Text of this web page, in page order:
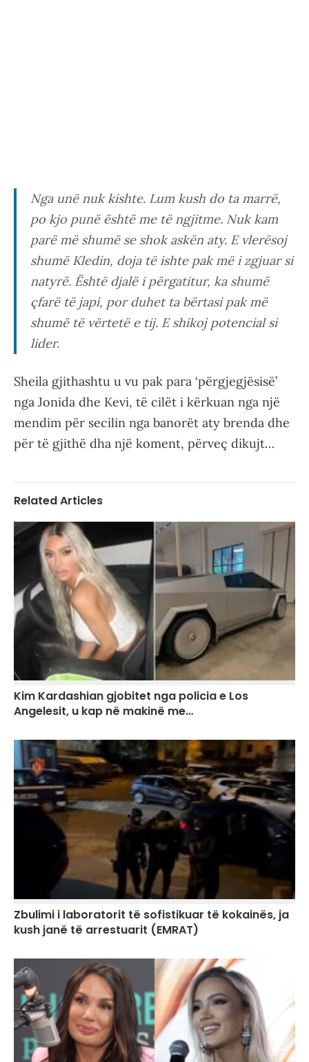
Nga unë nuk kishte. Lum kush do ta marrë,
po kjo punë është me të ngjitme. Nuk kam
parë më shumë se shok askën aty. E vlerësoj
shumë Kledin, doja të ishte pak më i zgjuar si
natyrë. Është djalë i përgatitur, ka shumë
çfarë të japi, por duhet ta bërtasi pak më
shumë të vërtetë e tij. E shikoj potencial si
lider.
Sheila gjithashtu u vu pak para ‘përgjegjësisë’
nga Jonida dhe Kevi, të cilët i kërkuan nga një
mendim për secilin nga banorët aty brenda dhe
për të gjithë dha një koment, përveç dikujt…
Related Articles
Kim Kardashian gjobitet nga policia e Los
Angelesit, u kap në makinë me…
Zbulimi i laboratorit të sofistikuar të kokainës, ja
kush janë të arrestuarit (EMRAT)